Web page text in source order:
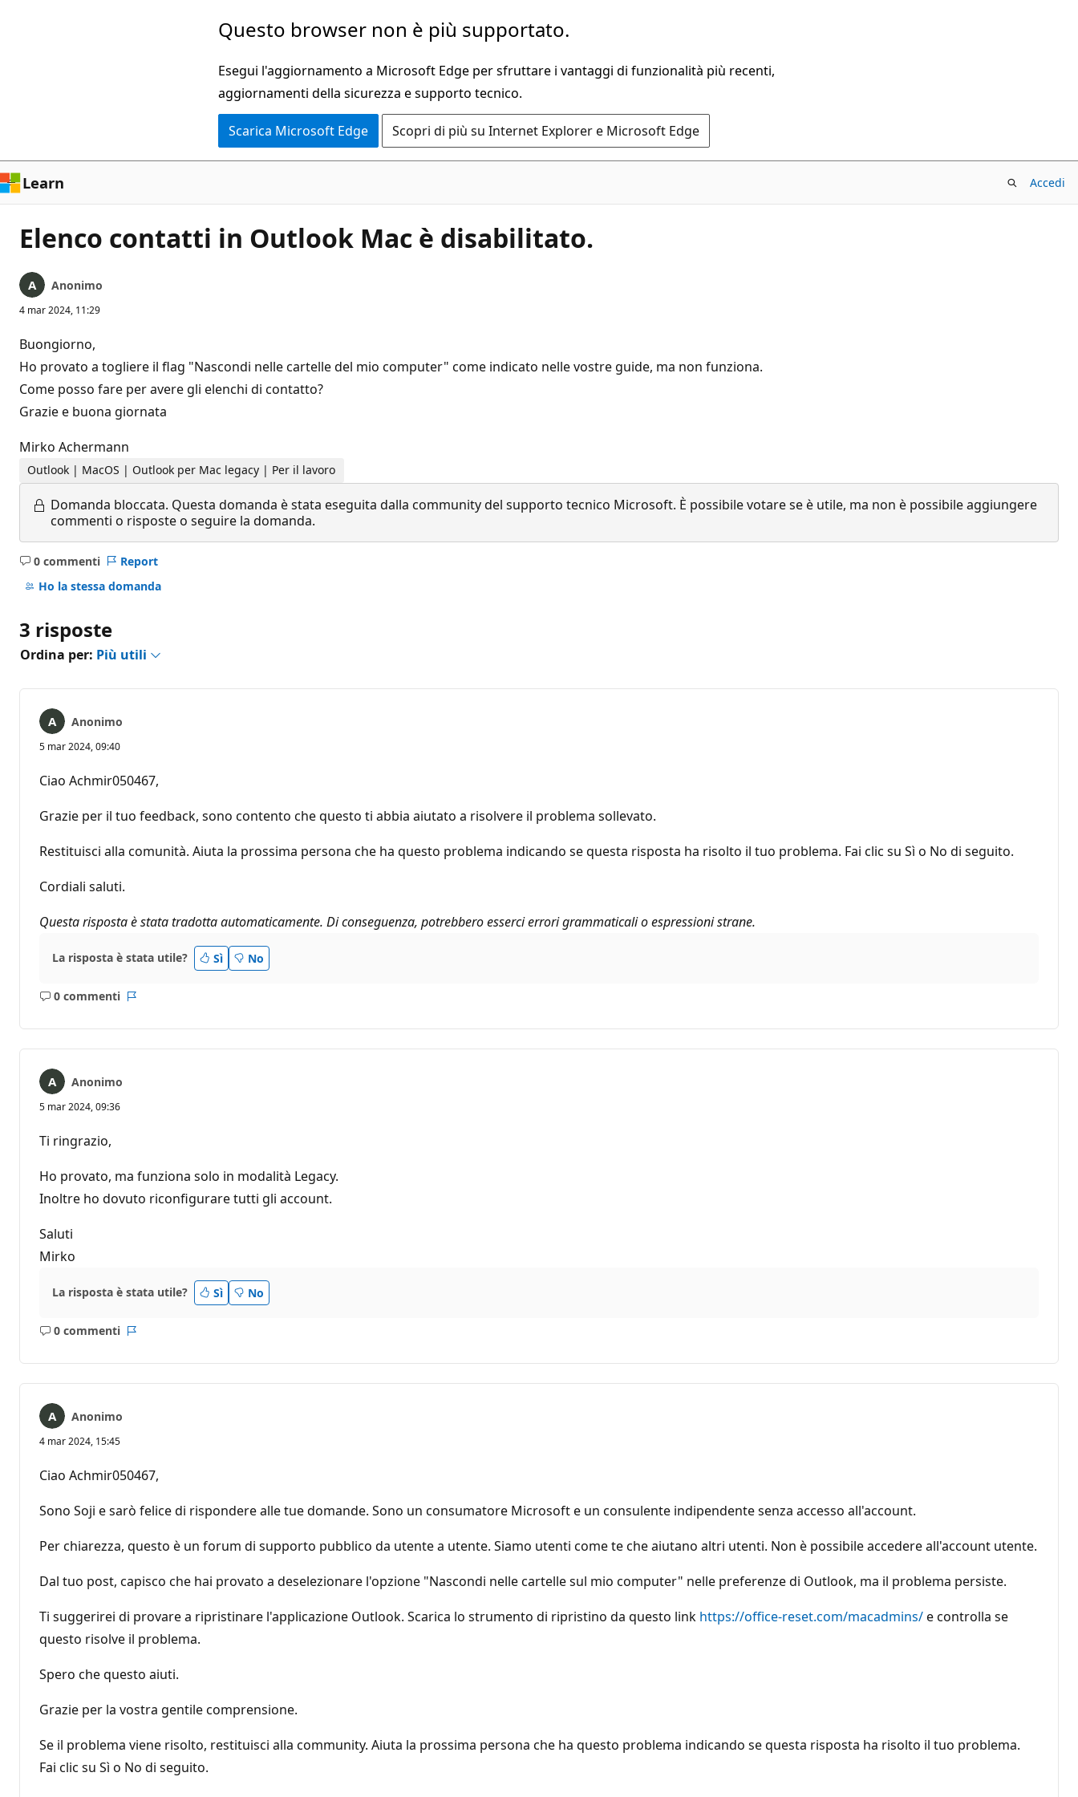
Questo browser non è più supportato.
Esegui l'aggiornamento a Microsoft Edge per sfruttare i vantaggi di funzionalità più recenti,
aggiornamenti della sicurezza e supporto tecnico.
Scarica Microsoft Edge Scopri di più su Internet Explorer e Microsoft Edge
Learn Accedi
Elenco contatti in Outlook Mac è disabilitato.
Anonimo
4 mar 2024, 11:29
Buongiorno,
Ho provato a togliere il flag "Nascondi nelle cartelle del mio computer" come indicato nelle vostre guide, ma non funziona.
Come posso fare per avere gli elenchi di contatto?
Grazie e buona giornata
Mirko Achermann
Outlook | MacOS | Outlook per Mac legacy | Per il lavoro
Domanda bloccata. Questa domanda è stata eseguita dalla community del supporto tecnico Microsoft. È possibile votare se è utile, ma non è possibile aggiungere
commenti o risposte o seguire la domanda.
0 commenti
Nessun
commento
Report
Ho la stessa domanda
3 risposte
Ordina per: Più utili
Anonimo
5 mar 2024, 09:40
Ciao Achmir050467,
Grazie per il tuo feedback, sono contento che questo ti abbia aiutato a risolvere il problema sollevato.
Restituisci alla comunità. Aiuta la prossima persona che ha questo problema indicando se questa risposta ha risolto il tuo problema. Fai clic su Sì o No di seguito.
Cordiali saluti.
Questa risposta è stata tradotta automaticamente. Di conseguenza, potrebbero esserci errori grammaticali o espressioni strane.
La risposta è stata utile? Sì No
0 commenti
Nessun
Anonimo
5 mar 2024, 09:36
Ti ringrazio,
Ho provato, ma funziona solo in modalità Legacy.
Inoltre ho dovuto riconfigurare tutti gli account.
Saluti
Mirko
La risposta è stata utile? Sì No
0 commenti
Nessun
Anonimo
4 mar 2024, 15:45
Ciao Achmir050467,
Sono Soji e sarò felice di rispondere alle tue domande. Sono un consumatore Microsoft e un consulente indipendente senza accesso all'account.
Per chiarezza, questo è un forum di supporto pubblico da utente a utente. Siamo utenti come te che aiutano altri utenti. Non è possibile accedere all'account utente.
Dal tuo post, capisco che hai provato a deselezionare l'opzione "Nascondi nelle cartelle sul mio computer" nelle preferenze di Outlook, ma il problema persiste.
Ti suggerirei di provare a ripristinare l'applicazione Outlook. Scarica lo strumento di ripristino da questo link https://office-reset.com/macadmins/e controlla se
questo risolve il problema.
Spero che questo aiuti.
Grazie per la vostra gentile comprensione.
Se il problema viene risolto, restituisci alla community. Aiuta la prossima persona che ha questo problema indicando se questa risposta ha risolto il tuo problema.
Fai clic su Sì o No di seguito.